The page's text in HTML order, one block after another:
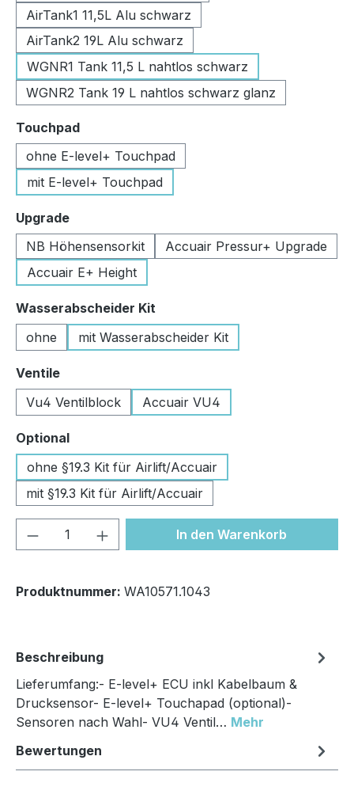
AirTank1 11,5L Alu schwarz
AirTank2 19L Alu schwarz
WGNR1 Tank 11,5 L nahtlos schwarz
WGNR2 Tank 19 L nahtlos schwarz glanz
Touchpadauswählen
ohne E-level+ Touchpad
mit E-level+ Touchpad
Upgradeauswählen
NB Höhensensorkit
Accuair Pressur+ Upgrade
Accuair E+ Height
Wasserabscheider Kit
ohne
mit Wasserabscheider Kit
Ventileauswählen
Vu4 Ventilblock
Accuair VU4
Optionalauswählen
ohne §19.3 Kit für Airlift/Accuair
mit §19.3 Kit für Airlift/Accuair
Produkt Anzahl: Gib denIn den Warenkorb
Produktnummer: WA10571.1043
Beschreibung
Lieferumfang:- E-level+ ECU inkl Kabelbaum &
Drucksensor- E-level+ Touchapad (optional)-
Sensoren nach Wahl- VU4 Ventil… Mehr
Bewertungen